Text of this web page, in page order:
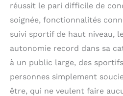
réussit le pari difficile de
soignée, fonctionnalités
suivi sportif de haut niveau,
autonomie record dans sa
à un public large, des
personnes simplement
être, qui ne veulent faire